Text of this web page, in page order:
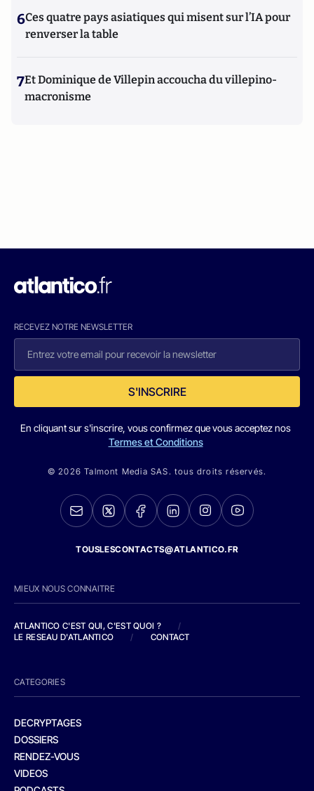
6Ces quatre pays asiatiques qui misent sur l’IA pour
renverser la table
7Et Dominique de Villepin accoucha du villepino-
macronisme
RECEVEZ NOTRE NEWSLETTER
S'INSCRIRE
En cliquant sur s'inscrire, vous confirmez que vous acceptez nos
Termes et Conditions
© 2026 Talmont Media SAS. tous droits réservés.
TOUSLESCONTACTS@ATLANTICO.FR
MIEUX NOUS CONNAITRE
ATLANTICO C'EST QUI, C'EST QUOI ?
/
LE RESEAU D'ATLANTICO
/ CONTACT
CATEGORIES
DECRYPTAGES
DOSSIERS
RENDEZ-VOUS
VIDEOS